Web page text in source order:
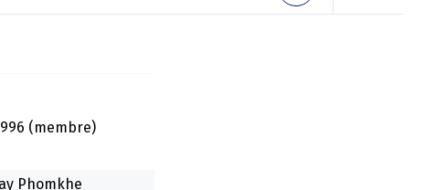
(membre)
Phomkhe